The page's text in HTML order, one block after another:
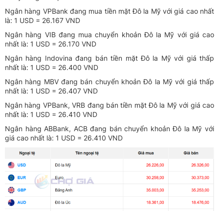
Ngân hàng VPBank đang mua tiền mặt Đô la Mỹ với giá cao nhất
là: 1 USD = 26.167 VND
Ngân hàng VIB đang mua chuyển khoản Đô la Mỹ với giá cao
nhất là: 1 USD = 26.170 VND
Ngân hàng Indovina đang bán tiền mặt Đô la Mỹ với giá thấp
nhất là: 1 USD = 26.400 VND
Ngân hàng MBV đang bán chuyển khoản Đô la Mỹ với giá thấp
nhất là: 1 USD = 26.407 VND
Ngân hàng VPBank, VRB đang bán tiền mặt Đô la Mỹ với giá cao
nhất là: 1 USD = 26.410 VND
Ngân hàng ABBank, ACB đang bán chuyển khoản Đô la Mỹ với
giá cao nhất là: 1 USD = 26.410 VND